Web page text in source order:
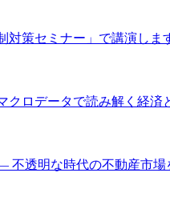
策セミナー」で講演しま
ロデータで読み解く経済
透明な時代の不動産市